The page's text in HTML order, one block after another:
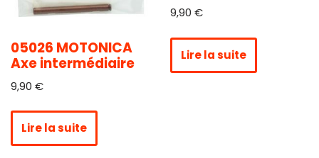
05026 MOTONICA
Axe intermédiaire
9,90 €
Lire la suite
9,90 €
Lire la suite